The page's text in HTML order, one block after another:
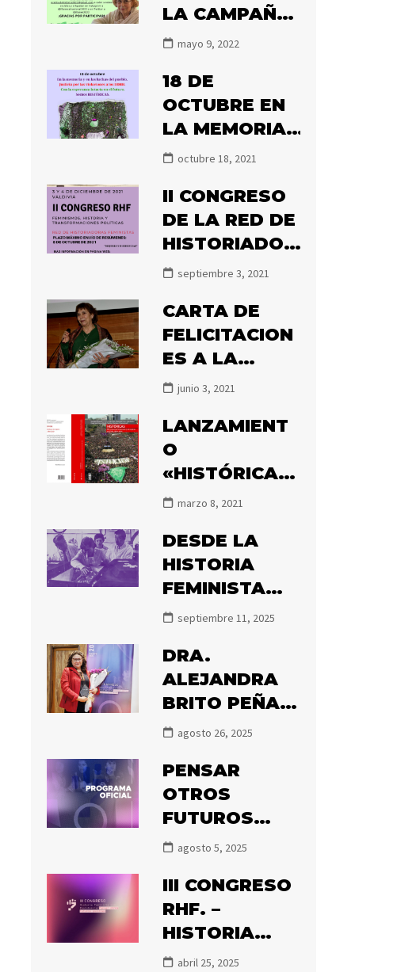
LA CAMPAÑA
#ILLANESALN
mayo 9, 2022
18 DE
OCTUBRE EN
LA MEMORIA
Y EN LAS
PUEBLO.
octubre 18, 2021
II CONGRESO
DE LA RED DE
HISTORIADOR
AS
2021
septiembre 3, 2021
CARTA DE
FELICITACION
ES A LA
HISTORIADOR
ANGÉLICA
ILLANES POR
EL PREMIO
ATENEA 2020
junio 3, 2021
LANZAMIENT
O
«HISTÓRICAS.
MOVIMIENTOS
DE MUJERES
EN CHILE,
1850-2020»
marzo 8, 2021
DESDE LA
HISTORIA
FEMINISTA
DECIMOS
septiembre 11, 2025
DRA.
ALEJANDRA
BRITO PEÑA
ES
A CON EL
PREMIO OLGA
POBLETE
2025
agosto 26, 2025
PENSAR
OTROS
FUTUROS
POSIBLES:
COMIENZA EL
III CONGRESO
DE
HISTORIADOR
agosto 5, 2025
III CONGRESO
RHF. –
HISTORIA
FEMINISTA
abril 25, 2025